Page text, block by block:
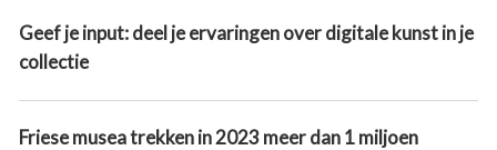
Geef je input: deel je ervaringen over digitale kunst in je
collectie
Friese musea trekken in 2023 meer dan 1 miljoen